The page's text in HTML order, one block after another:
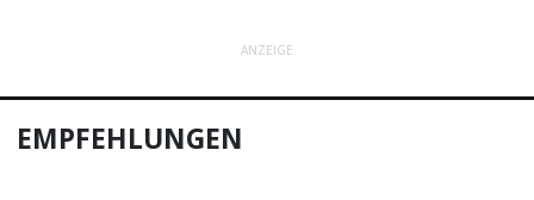
ANZEIGE
EMPFEHLUNGEN